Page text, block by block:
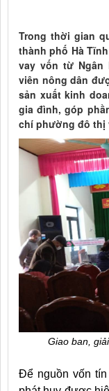
Trong thời gian
thành phố Hà
vay vốn từ Ngân
viên nông dân
sản xuất kinh
gia đình, góp
chí phường đô thị
Giao ban,
Để nguồn vốn